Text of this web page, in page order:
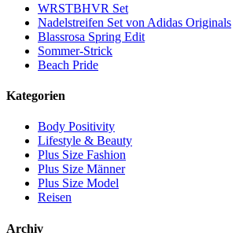
WRSTBHVR Set
Nadelstreifen Set von Adidas Originals
Blassrosa Spring Edit
Sommer-Strick
Beach Pride
Kategorien
Body Positivity
Lifestyle & Beauty
Plus Size Fashion
Plus Size Männer
Plus Size Model
Reisen
Archiv